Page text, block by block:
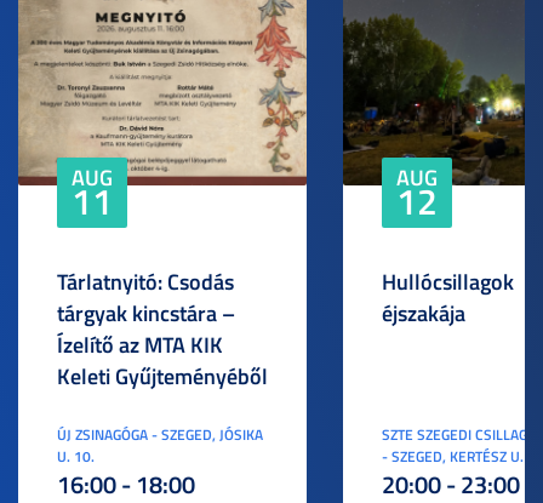
AUG
11
Tárlatnyitó: Csodás
tárgyak kincstára –
Ízelítő az MTA KIK
Keleti Gyűjteményéből
ÚJ ZSINAGÓGA - SZEGED, JÓSIKA
U. 10.
16:00 - 18:00
AUG
12
Hullócsillagok
éjszakája
SZTE SZEGEDI
- SZEGED, KERTÉSZ U. 3.
20:00 - 23:00